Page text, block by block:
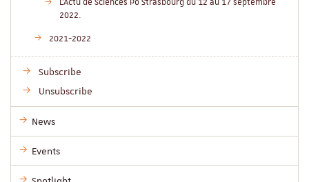
2022.
2021-2022
Subscribe
Unsubscribe
News
Events